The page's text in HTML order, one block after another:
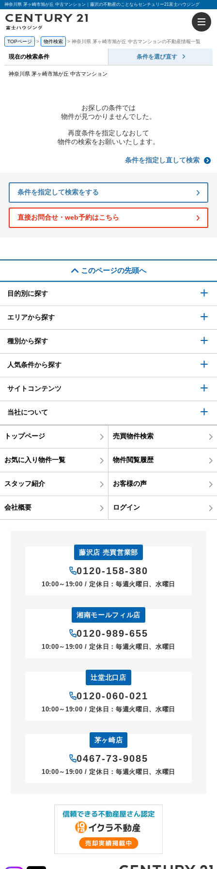
神奈川県 茅ヶ崎市旭が丘 中古マンション｜藤沢の不動産のことならセンチュリー21富士ハウジング
TOPページ 物件検索 神奈川県 茅ヶ崎市旭が丘 中古マンションの不動産情報一覧
現在の検索条件 条件を選び直す
神奈川県 茅ヶ崎市旭が丘 中古マンション
お探しの条件では
物件が見つかりませんでした。
再度条件を指定しなおして
物件の検索をお願いいたします。
条件を指定し直して検索
条件を指定して検索をする
直接お問合せ・web予約はこちら
このページの先頭へ
目的別に探す
エリアから探す
種別から探す
人気条件から探す
サイトコンテンツ
当社について
トップページ 売買物件検索
お気に入り物件一覧 物件閲覧履歴
スタッフ紹介 お客様の声
会社概要 ログイン
藤沢店 売買営業部
0120-158-380
10:00～19:00 / 定休日：毎週火曜日、水曜日
湘南モールフィル店
0120-989-655
10:00～19:00 / 定休日：毎週火曜日、水曜日
辻堂北口店
0120-060-021
10:00～19:00 / 定休日：毎週火曜日、水曜日
茅ヶ崎店
0467-73-9085
10:00～19:00 / 定休日：毎週火曜日、水曜日